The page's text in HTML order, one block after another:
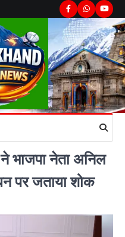
Facebook
Whatsapp
भाजपा नेता अनिल
पर जताया शोक